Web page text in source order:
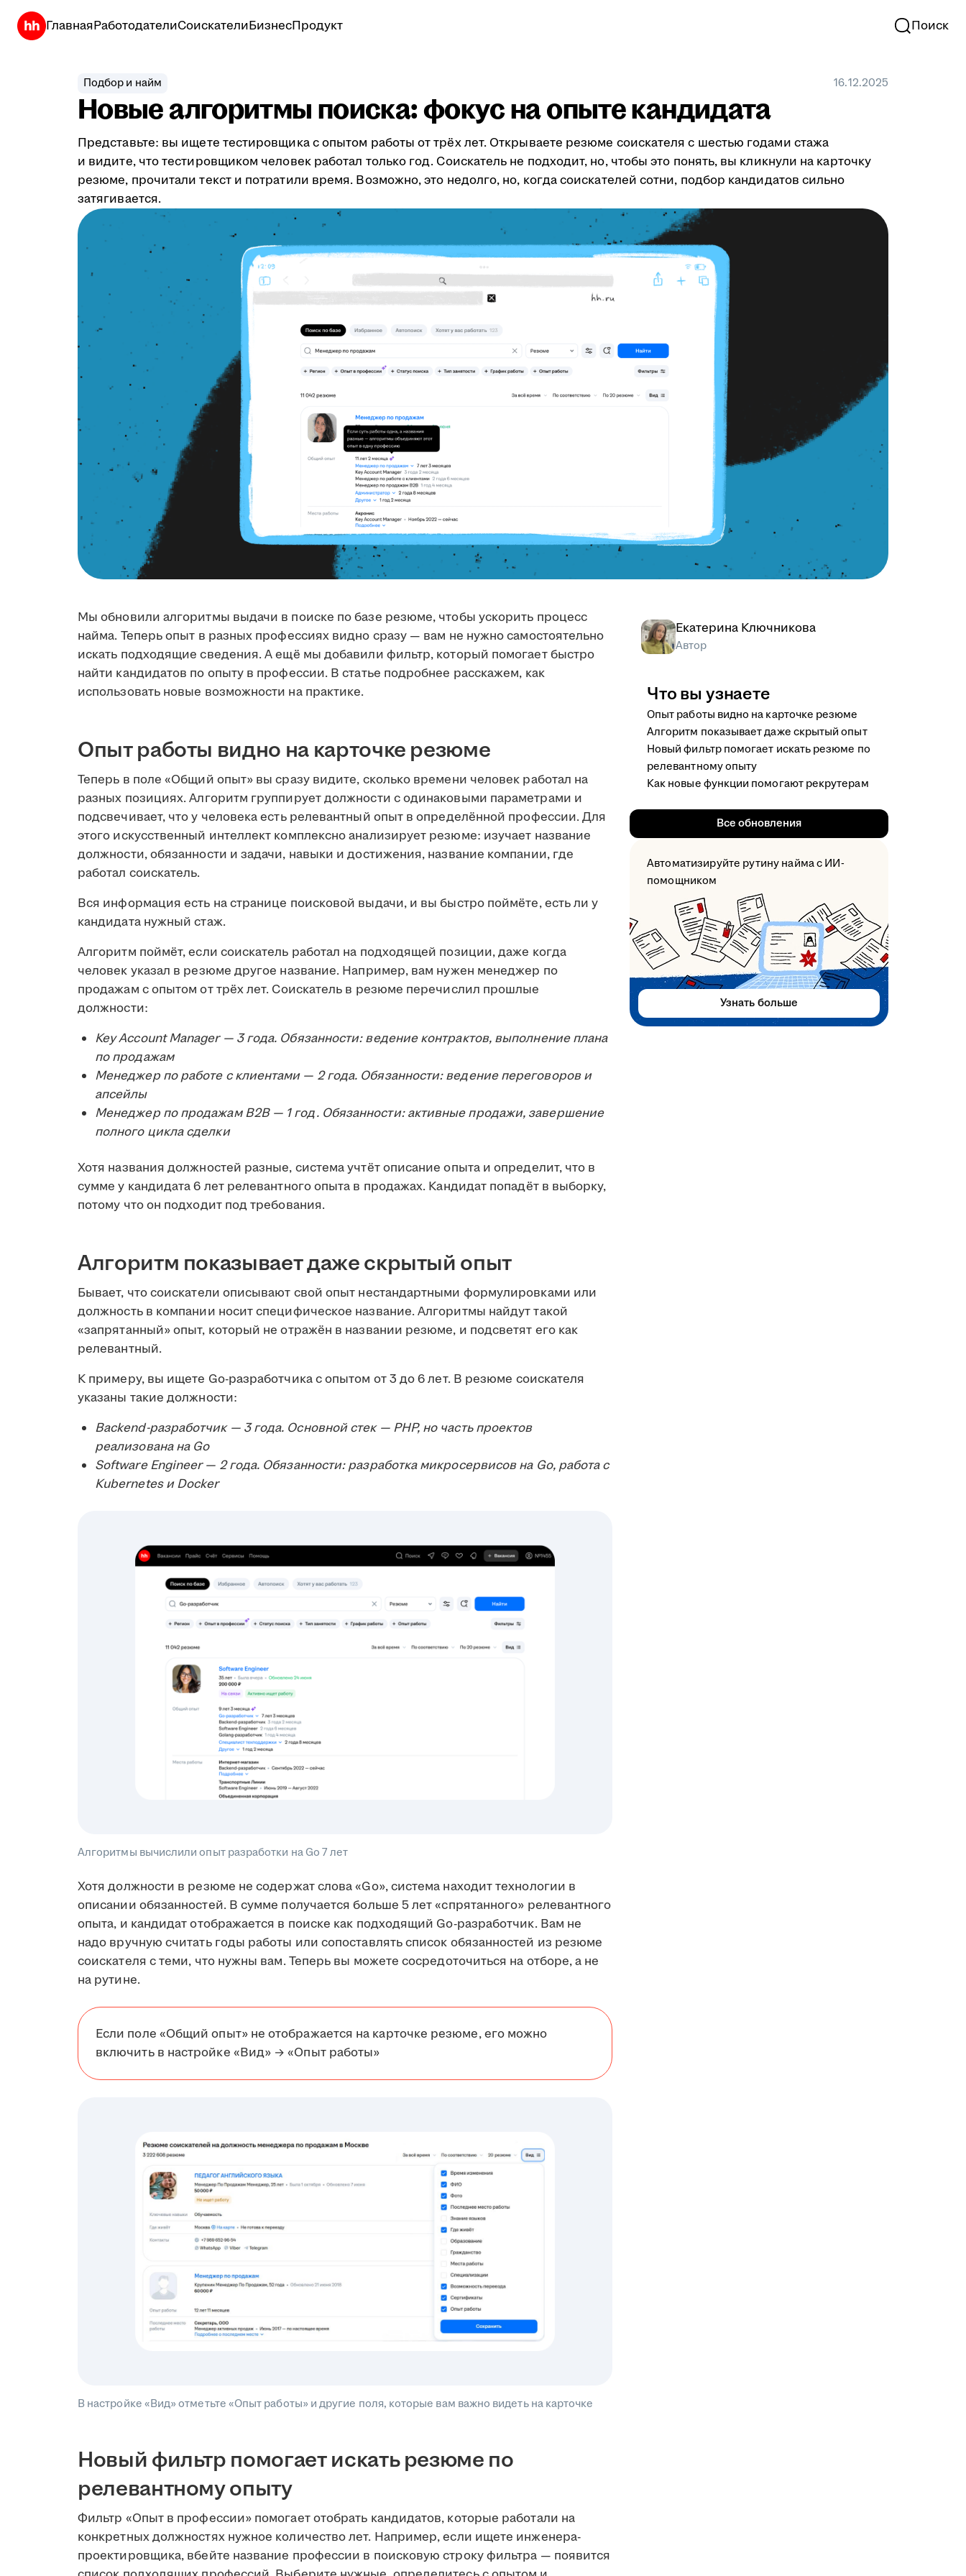
ГлавнаяРаботодателиСоискателиБизнесПродукт Поиск
Подбор и найм 16.12.2025
Новые алгоритмы поиска: фокус на опыте кандидата
Представьте: вы ищете тестировщика с опытом работы от трёх лет. Открываете резюме соискателя с шестью годами стажа
и видите, что тестировщиком человек работал только год. Соискатель не подходит, но, чтобы это понять, вы кликнули на карточку
резюме, прочитали текст и потратили время. Возможно, это недолго, но, когда соискателей сотни, подбор кандидатов сильно
затягивается.
Мы обновили алгоритмы выдачи в поиске по базе резюме, чтобы ускорить процесс
найма. Теперь опыт в разных профессиях видно сразу — вам не нужно самостоятельно
искать подходящие сведения. А ещё мы добавили фильтр, который помогает быстро
найти кандидатов по опыту в профессии. В статье подробнее расскажем, как
использовать новые возможности на практике.
Опыт работы видно на карточке резюме
Теперь в поле «Общий опыт» вы сразу видите, сколько времени человек работал на
разных позициях. Алгоритм группирует должности с одинаковыми параметрами и
подсвечивает, что у человека есть релевантный опыт в определённой профессии. Для
этого искусственный интеллект комплексно анализирует резюме: изучает название
должности, обязанности и задачи, навыки и достижения, название компании, где
работал соискатель.
Вся информация есть на странице поисковой выдачи, и вы быстро поймёте, есть ли у
кандидата нужный стаж.
Алгоритм поймёт, если соискатель работал на подходящей позиции, даже когда
человек указал в резюме другое название. Например, вам нужен менеджер по
продажам с опытом от трёх лет. Соискатель в резюме перечислил прошлые
должности:
Key Account Manager — 3 года. Обязанности: ведение контрактов, выполнение плана
по продажам
Менеджер по работе с клиентами — 2 года. Обязанности: ведение переговоров и
апсейлы
Менеджер по продажам B2B — 1 год. Обязанности: активные продажи, завершение
полного цикла сделки
Хотя названия должностей разные, система учтёт описание опыта и определит, что в
сумме у кандидата 6 лет релевантного опыта в продажах. Кандидат попадёт в выборку,
потому что он подходит под требования.
Алгоритм показывает даже скрытый опыт
Бывает, что соискатели описывают свой опыт нестандартными формулировками или
должность в компании носит специфическое название. Алгоритмы найдут такой
«запрятанный» опыт, который не отражён в названии резюме, и подсветят его как
релевантный.
К примеру, вы ищете Go-разработчика с опытом от 3 до 6 лет. В резюме соискателя
указаны такие должности:
Backend-разработчик — 3 года. Основной стек — PHP, но часть проектов
реализована на Go
Software Engineer — 2 года. Обязанности: разработка микросервисов на Go, работа с
Kubernetes и Docker
Алгоритмы вычислили опыт разработки на Go 7 лет
Хотя должности в резюме не содержат слова «Go», система находит технологии в
описании обязанностей. В сумме получается больше 5 лет «спрятанного» релевантного
опыта, и кандидат отображается в поиске как подходящий Go-разработчик. Вам не
надо вручную считать годы работы или сопоставлять список обязанностей из резюме
соискателя с теми, что нужны вам. Теперь вы можете сосредоточиться на отборе, а не
на рутине.
Если поле «Общий опыт» не отображается на карточке резюме, его можно
включить в настройке «Вид» → «Опыт работы»
В настройке «Вид» отметьте «Опыт работы» и другие поля, которые вам важно видеть на карточке
Новый фильтр помогает искать резюме по
релевантному опыту
Фильтр «Опыт в профессии» помогает отобрать кандидатов, которые работали на
конкретных должностях нужное количество лет. Например, если ищете инженера-
проектировщика, вбейте название профессии в поисковую строку фильтра — появится
Екатерина Ключникова
Автор
Что вы узнаете
Опыт работы видно на карточке резюме
Алгоритм показывает даже скрытый опыт
Новый фильтр помогает искать резюме по
релевантному опыту
Как новые функции помогают рекрутерам
Все обновления
Автоматизируйте рутину найма с ИИ-
помощником
Узнать больше